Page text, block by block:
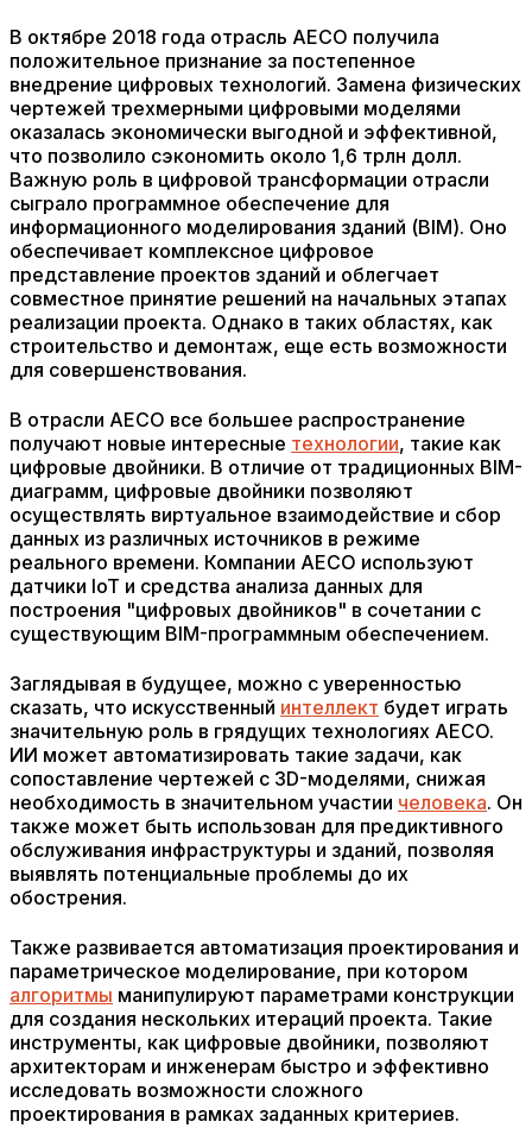
В октябре 2018 года отрасль AECO получила
положительное признание за постепенное
внедрение цифровых технологий. Замена физических
чертежей трехмерными цифровыми моделями
оказалась экономически выгодной и эффективной,
что позволило сэкономить около 1,6 трлн долл.
Важную роль в цифровой трансформации отрасли
сыграло программное обеспечение для
информационного моделирования зданий (BIM). Оно
обеспечивает комплексное цифровое
представление проектов зданий и облегчает
совместное принятие решений на начальных этапах
реализации проекта. Однако в таких областях, как
строительство и демонтаж, еще есть возможности
для совершенствования.
В отрасли AECO все большее распространение
получают новые интересные технологии, такие как
цифровые двойники. В отличие от традиционных BIM-
диаграмм, цифровые двойники позволяют
осуществлять виртуальное взаимодействие и сбор
данных из различных источников в режиме
реального времени. Компании AECO используют
датчики IoT и средства анализа данных для
построения "цифровых двойников" в сочетании с
существующим BIM-программным обеспечением.
Заглядывая в будущее, можно с уверенностью
сказать, что искусственный интеллект будет играть
значительную роль в грядущих технологиях AECO.
ИИ может автоматизировать такие задачи, как
сопоставление чертежей с 3D-моделями, снижая
необходимость в значительном участии человека. Он
также может быть использован для предиктивного
обслуживания инфраструктуры и зданий, позволяя
выявлять потенциальные проблемы до их
обострения.
Также развивается автоматизация проектирования и
параметрическое моделирование, при котором
алгоритмы манипулируют параметрами конструкции
для создания нескольких итераций проекта. Такие
инструменты, как цифровые двойники, позволяют
архитекторам и инженерам быстро и эффективно
исследовать возможности сложного
проектирования в рамках заданных критериев.